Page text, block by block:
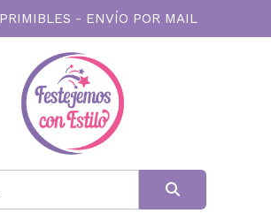
- ENVÍO POR MAIL